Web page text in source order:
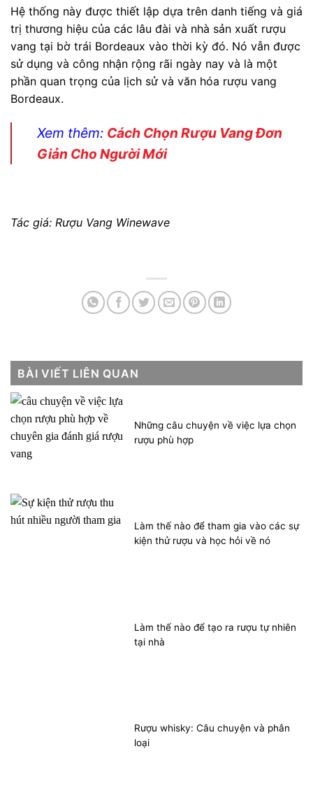
Hệ thống này được thiết lập dựa trên danh tiếng và giá
trị thương hiệu của các lâu đài và nhà sản xuất rượu
vang tại bờ trái Bordeaux vào thời kỳ đó. Nó vẫn được
sử dụng và công nhận rộng rãi ngày nay và là một
phần quan trọng của lịch sử và văn hóa rượu vang
Bordeaux.
Xem thêm: Cách Chọn Rượu Vang Đơn
Giản Cho Người Mới
Tác giá: Rượu Vang Winewave
BÀI VIẾT LIÊN QUAN
Những câu chuyện về việc lựa chọn
rượu phù hợp
Làm thế nào để tham gia vào các sự
kiện thử rượu và học hỏi về nó
Làm thế nào để tạo ra rượu tự nhiên
tại nhà
Rượu whisky: Câu chuyện và phân
loại